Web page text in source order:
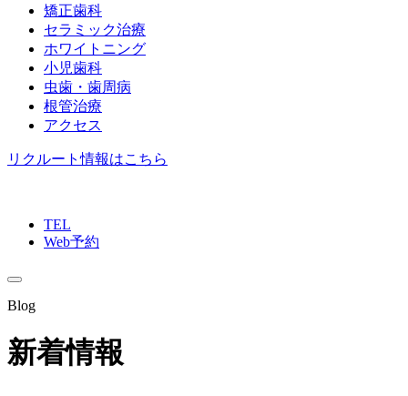
矯正歯科
セラミック治療
ホワイトニング
小児歯科
虫歯・歯周病
根管治療
アクセス
リクルート情報はこちら
TEL
Web予約
Blog
新着情報